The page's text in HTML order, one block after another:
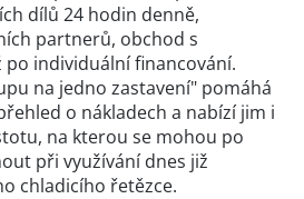
dílů 24 hodin denně,
partnerů, obchod s
individuální financování.
na jedno zastavení" pomáhá
o nákladech a nabízí jim i
na kterou se mohou po
při využívání dnes již
chladicího řetězce.